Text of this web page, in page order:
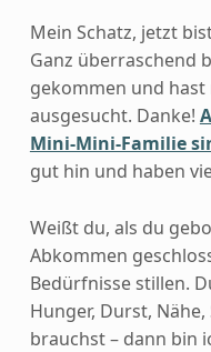
Mein Schatz, jetzt
Ganz überraschend
gekommen und hast
ausgesucht. Danke!
Mini-Mini-Familie
gut hin und haben
Weißt du, als du
Abkommen
Bedürfnisse stillen.
Hunger, Durst,
brauchst – dann bin